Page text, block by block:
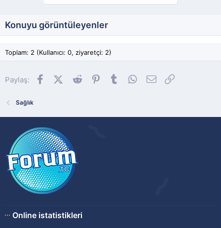
Konuyu görüntüleyenler
Toplam: 2 (Kullanıcı: 0, ziyaretçi: 2)
Paylaş: FacebookX (Twitter)
Reddit Pinterest
Tumblr WhatsApp
E-posta
Sağlık
Online istatistikleri